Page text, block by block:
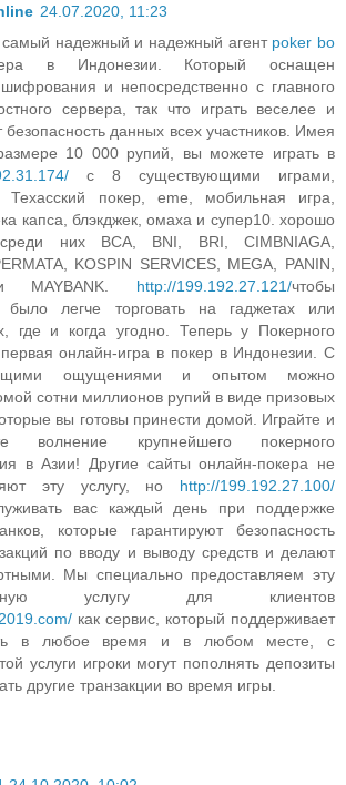
24.07.2020, 11:23
надежный и надежный агент poker bo
в Индонезии. Который оснащен
и непосредственно с главного
сервера, так что играть веселее и
безопасность данных всех участников. Имея
10 000 рупий, вы можете играть в
с 8 существующими играми,
Техасский покер, eme, мобильная игра,
капса, блэкджек, омаха и супер10. хорошо
среди них BCA, BNI, BRI, CIMBNIAGA,
KOSPIN SERVICES, MEGA, PANIN,
MAYBANK. http://199.192.27.121/чтобы
было легче торговать на гаджетах или
где и когда угодно. Теперь у Покерного
онлайн-игра в покер в Индонезии. С
ощущениями и опытом можно
сотни миллионов рупий в виде призовых
вы готовы принести домой. Играйте и
волнение крупнейшего покерного
в Азии! Другие сайты онлайн-покера не
эту услугу, но http://199.192.27.100/
вас каждый день при поддержке
которые гарантируют безопасность
по вводу и выводу средств и делают
Мы специально предоставляем эту
услугу для клиентов
как сервис, который поддерживает
в любое время и в любом месте, с
услуги игроки могут пополнять депозиты
другие транзакции во время игры.